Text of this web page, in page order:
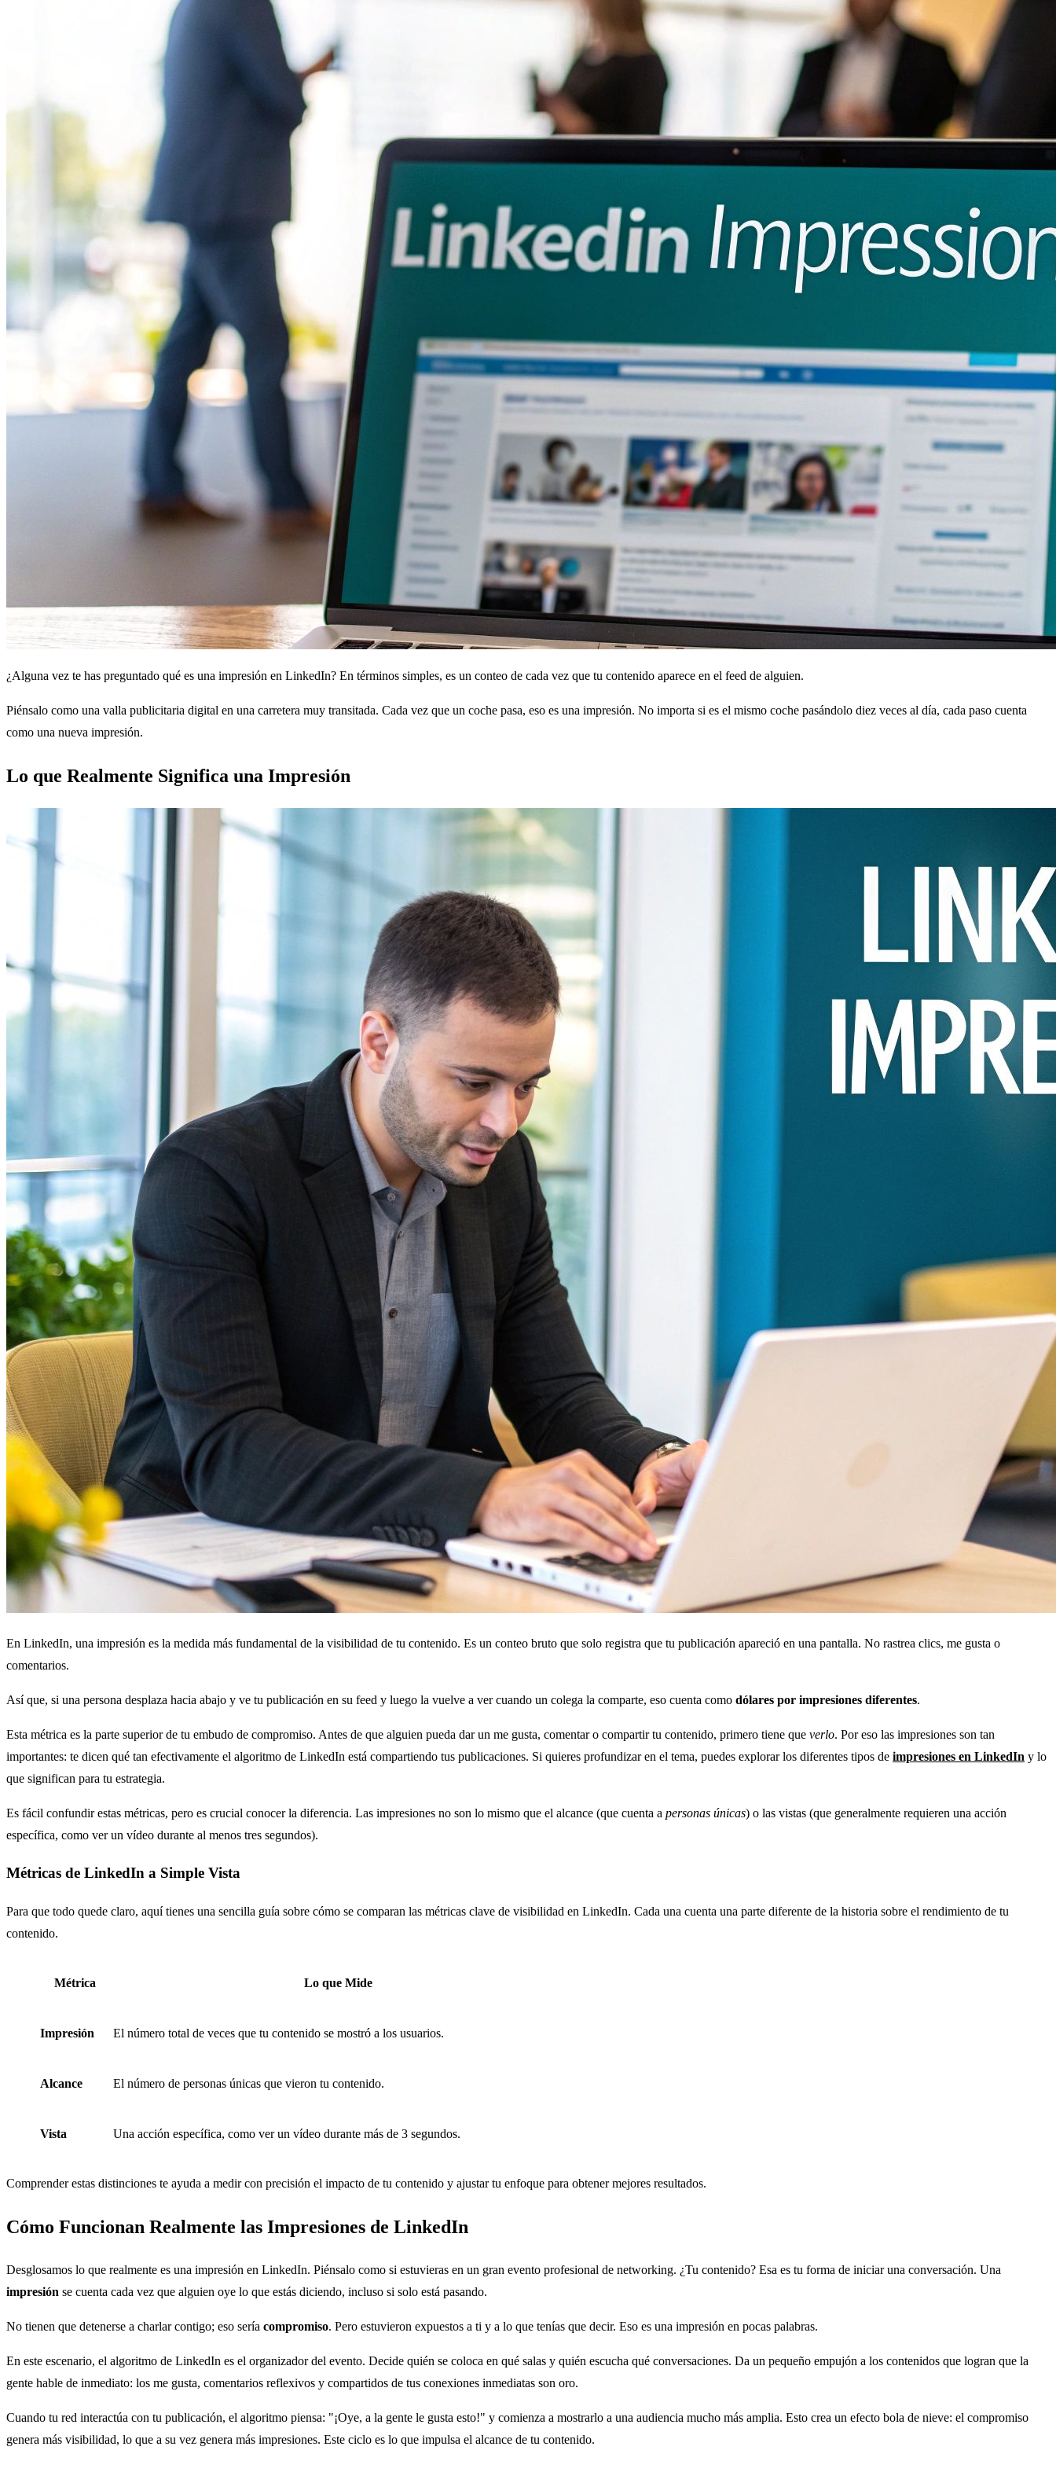
¿Alguna vez te has preguntado qué es una impresión en LinkedIn? En términos simples, es un conteo de cada vez que tu contenido aparece en el feed de alguien.
Piénsalo como una valla publicitaria digital en una carretera muy transitada. Cada vez que un coche pasa, eso es una impresión. No importa si es el mismo coche pasándolo diez veces al día, cada paso cuenta
como una nueva impresión.
Lo que Realmente Significa una Impresión
En LinkedIn, una impresión es la medida más fundamental de la visibilidad de tu contenido. Es un conteo bruto que solo registra que tu publicación apareció en una pantalla. No rastrea clics, me gusta o
comentarios.
Así que, si una persona desplaza hacia abajo y ve tu publicación en su feed y luego la vuelve a ver cuando un colega la comparte, eso cuenta como dólares por impresiones diferentes.
Esta métrica es la parte superior de tu embudo de compromiso. Antes de que alguien pueda dar un me gusta, comentar o compartir tu contenido, primero tiene que verlo. Por eso las impresiones son tan
importantes: te dicen qué tan efectivamente el algoritmo de LinkedIn está compartiendo tus publicaciones. Si quieres profundizar en el tema, puedes explorar los diferentes tipos de impresiones en LinkedIn y lo
que significan para tu estrategia.
Es fácil confundir estas métricas, pero es crucial conocer la diferencia. Las impresiones no son lo mismo que el alcance (que cuenta a personas únicas) o las vistas (que generalmente requieren una acción
específica, como ver un vídeo durante al menos tres segundos).
Métricas de LinkedIn a Simple Vista
Para que todo quede claro, aquí tienes una sencilla guía sobre cómo se comparan las métricas clave de visibilidad en LinkedIn. Cada una cuenta una parte diferente de la historia sobre el rendimiento de tu
contenido.
Métrica Lo que Mide
Impresión El número total de veces que tu contenido se mostró a los usuarios.
Alcance El número de personas únicas que vieron tu contenido.
Vista Una acción específica, como ver un vídeo durante más de 3 segundos.
Comprender estas distinciones te ayuda a medir con precisión el impacto de tu contenido y ajustar tu enfoque para obtener mejores resultados.
Cómo Funcionan Realmente las Impresiones de LinkedIn
Desglosamos lo que realmente es una impresión en LinkedIn. Piénsalo como si estuvieras en un gran evento profesional de networking. ¿Tu contenido? Esa es tu forma de iniciar una conversación. Una
impresión se cuenta cada vez que alguien oye lo que estás diciendo, incluso si solo está pasando.
No tienen que detenerse a charlar contigo; eso sería compromiso. Pero estuvieron expuestos a ti y a lo que tenías que decir. Eso es una impresión en pocas palabras.
En este escenario, el algoritmo de LinkedIn es el organizador del evento. Decide quién se coloca en qué salas y quién escucha qué conversaciones. Da un pequeño empujón a los contenidos que logran que la
gente hable de inmediato: los me gusta, comentarios reflexivos y compartidos de tus conexiones inmediatas son oro.
Cuando tu red interactúa con tu publicación, el algoritmo piensa: "¡Oye, a la gente le gusta esto!" y comienza a mostrarlo a una audiencia mucho más amplia. Esto crea un efecto bola de nieve: el compromiso
genera más visibilidad, lo que a su vez genera más impresiones. Este ciclo es lo que impulsa el alcance de tu contenido.